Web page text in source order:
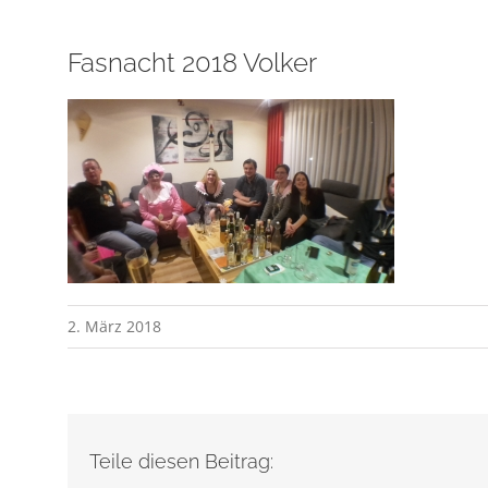
Fasnacht 2018 Volker
2. März 2018
Teile diesen Beitrag: